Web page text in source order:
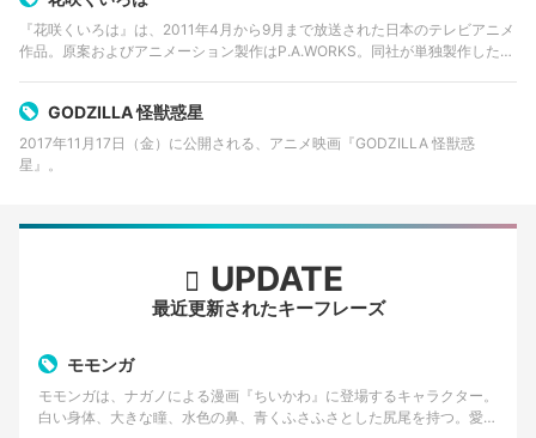
『花咲くいろは』は、2011年4月から9月まで放送された日本のテレビアニメ
作品。原案およびアニメーション製作はP.A.WORKS。同社が単独製作したア
GODZILLA 怪獣惑星
2017年11月17日（金）に公開される、アニメ映画『GODZILLA 怪獣惑
星』。
UPDATE
最近更新されたキーフレーズ
モモンガ
モモンガは、ナガノによる漫画『ちいかわ』に登場するキャラクター。
白い身体、大きな瞳、水色の鼻、青くふさふさとした尻尾を持つ。愛ら